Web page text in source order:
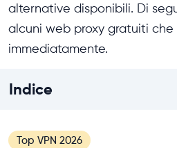
alternative disponibili. Di
alcuni web proxy gratuiti che
immediatamente.
Indice
Top VPN 2026